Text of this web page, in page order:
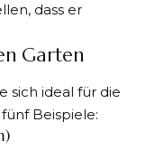
dass er
Garten
sich ideal für die
Beispiele: